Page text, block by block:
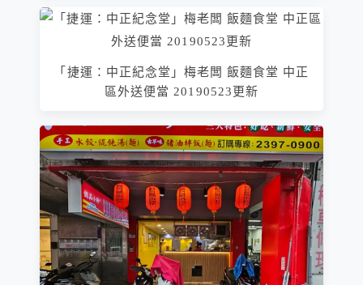
「捷運：中正紀念堂」梅老闆 飯麵食堂 中正
區外送便當 20190523更新